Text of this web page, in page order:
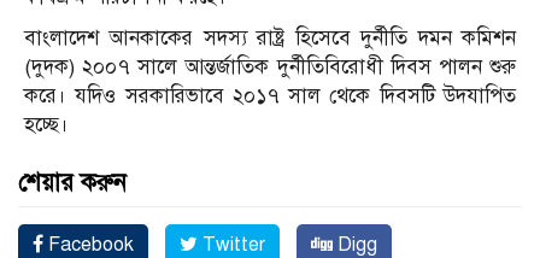
বাংলাদেশ আনকাকের সদস্য রাষ্ট্র হিসেবে দুর্নীতি দমন কমিশন
(দুদক) ২০০৭ সালে আন্তর্জাতিক দুর্নীতিবিরোধী দিবস পালন শুরু
করে। যদিও সরকারিভাবে ২০১৭ সাল থেকে দিবসটি উদযাপিত
হচ্ছে।
শেয়ার করুন
Facebook Twitter Digg